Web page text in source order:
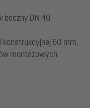
boczny DN 40
konstrukcyjnej 60 mm,
montażowych